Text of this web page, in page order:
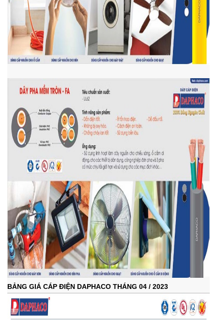
BẢNG GIÁ CÁP ĐIỆN DAPHACO THÁNG 04 / 2023